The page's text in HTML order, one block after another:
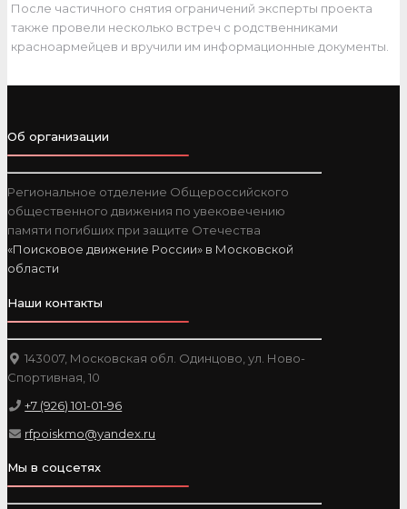
После частичного снятия ограничений эксперты проекта
также провели несколько встреч с родственниками
красноармейцев и вручили им информационные документы.
Об организации
Региональное отделение Общероссийского
общественного движения по увековечению
памяти погибших при защите Отечества
«Поисковое движение России» в Московской
области
Наши контакты
143007, Московская обл. Одинцово, ул. Ново-
Спортивная, 10
+7 (926) 101-01-96
rfpoiskmo@yandex.ru
Мы в соцсетях